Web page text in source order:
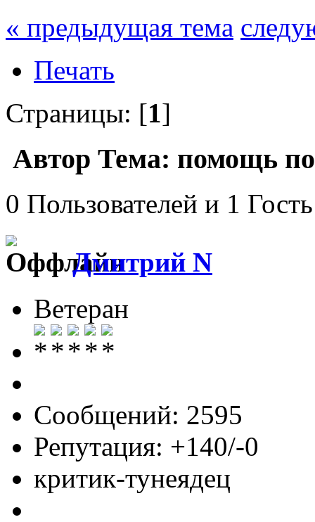
« предыдущая тема
Печать
Страницы: [1]
Автор Тема: помощь
0 Пользователей и 1
Дмитрий N
Ветеран
Сообщений: 2595
Репутация: +140/-0
критик-тунеядец